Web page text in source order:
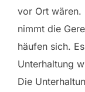
vor Ort wären.
nimmt die
häufen sich.
Unterhaltung
Die